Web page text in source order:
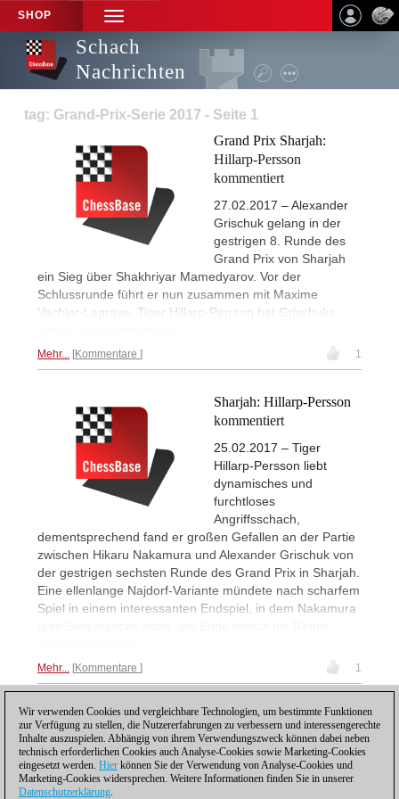
SHOP
TOGGLE
NAVIGATION
Schach
Nachrichten
tag: Grand-Prix-Serie 2017 - Seite 1
Grand Prix Sharjah:
Hillarp-Persson
kommentiert
27.02.2017 – Alexander
Grischuk gelang in der
gestrigen 8. Runde des
Grand Prix von Sharjah
ein Sieg über Shakhriyar Mamedyarov. Vor der
Schlussrunde führt er nun zusammen mit Maxime
Vachier-Lagrave. Tiger Hillarp-Perrson hat Grischuks
Mehr... Kommentare 1
Sharjah: Hillarp-Persson
kommentiert
25.02.2017 – Tiger
Hillarp-Persson liebt
dynamisches und
furchtloses
Angriffsschach,
dementsprechend fand er großen Gefallen an der Partie
zwischen Hikaru Nakamura und Alexander Grischuk von
der gestrigen sechsten Runde des Grand Prix in Sharjah.
Eine ellenlange Najdorf-Variante mündete nach scharfem
Spiel in einem interessanten Endspiel, in dem Nakamura
Mehr... Kommentare 1
1
Wir verwenden Cookies und vergleichbare Technologien, um bestimmte Funktionen
zur Verfügung zu stellen, die Nutzererfahrungen zu verbessern und interessengerechte
Inhalte auszuspielen. Abhängig von ihrem Verwendungszweck können dabei neben
technisch erforderlichen Cookies auch Analyse-Cookies sowie Marketing-Cookies
eingesetzt werden. Hier können Sie der Verwendung von Analyse-Cookies und
Marketing-Cookies widersprechen. Weitere Informationen finden Sie in unserer
Datenschutzerklärung.